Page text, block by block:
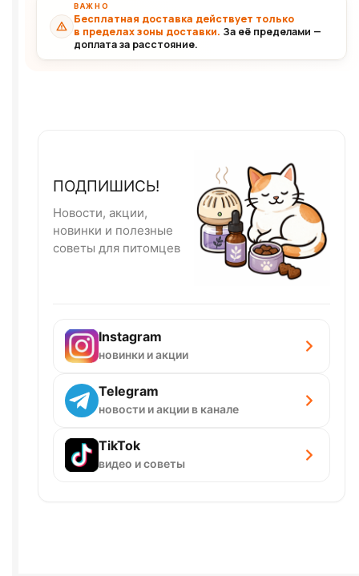
ВАЖНО
Бесплатная доставка действует только
в пределах зоны доставки. За её пределами —
доплата за расстояние.
ПОДПИШИСЬ!
Новости, акции,
новинки и полезные
советы для питомцев
Instagram
новинки и акции
Telegram
новости и акции в канале
TikTok
видео и советы